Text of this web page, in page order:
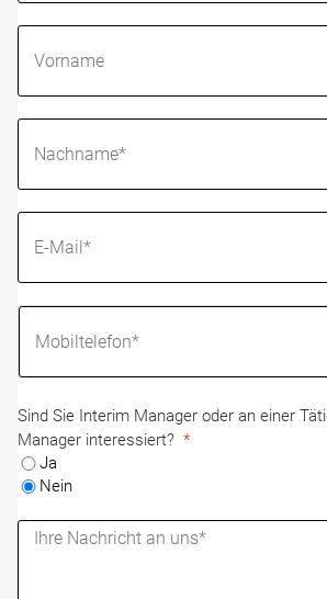
Sind Sie Interim Manager oder an einer
Manager interessiert?
Ja
Nein